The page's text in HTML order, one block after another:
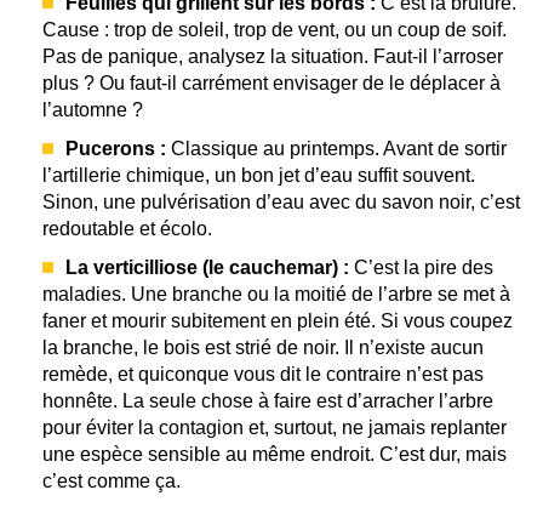
Cause : trop de soleil, trop de vent, ou un coup de soif.
Pas de panique, analysez la situation. Faut-il l’arroser
plus ? Ou faut-il carrément envisager de le déplacer à
l’automne ?
Pucerons : Classique au printemps. Avant de sortir
l’artillerie chimique, un bon jet d’eau suffit souvent.
Sinon, une pulvérisation d’eau avec du savon noir, c’est
redoutable et écolo.
La verticilliose (le cauchemar) : C’est la pire des
maladies. Une branche ou la moitié de l’arbre se met à
faner et mourir subitement en plein été. Si vous coupez
la branche, le bois est strié de noir. Il n’existe aucun
remède, et quiconque vous dit le contraire n’est pas
honnête. La seule chose à faire est d’arracher l’arbre
pour éviter la contagion et, surtout, ne jamais replanter
une espèce sensible au même endroit. C’est dur, mais
c’est comme ça.